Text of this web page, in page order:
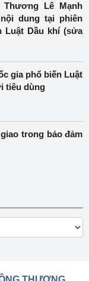
Lê Mạnh
dung tại phiên
Luật Dầu khí (sửa
gia phổ biến Luật
tiêu dùng
trong bảo đảm